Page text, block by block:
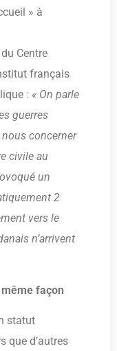
» à
Centre
français
: « On parle
guerres
concerner
civile au
un
2
vers le
n’arrivent
façon
statut
que d’autres